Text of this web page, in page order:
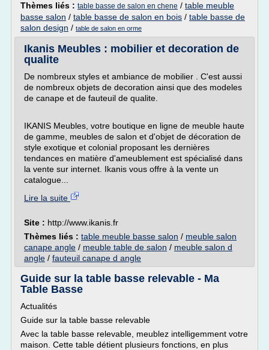
Thèmes liés : table basse de salon en chene / table meuble
basse salon / table basse de salon en bois / table basse de
salon design / table de salon en orme
Ikanis Meubles : mobilier et decoration de
qualite
De nombreux styles et ambiance de mobilier . C'est aussi
de nombreux objets de decoration ainsi que des modeles
de canape et de fauteuil de qualite.
IKANIS Meubles, votre boutique en ligne de meuble haute
de gamme, meubles de salon et d'objet de décoration de
style exotique et colonial proposant les dernières
tendances en matière d'ameublement est spécialisé dans
la vente sur internet. Ikanis vous offre à la vente un
catalogue...
Lire la suite
Site : http://www.ikanis.fr
Thèmes liés : table meuble basse salon / meuble salon
canape angle / meuble table de salon / meuble salon d
angle / fauteuil canape d angle
Guide sur la table basse relevable - Ma
Table Basse
Actualités
Guide sur la table basse relevable
Avec la table basse relevable, meublez intelligemment votre
maison. Cette table détient plusieurs fonctions, en plus